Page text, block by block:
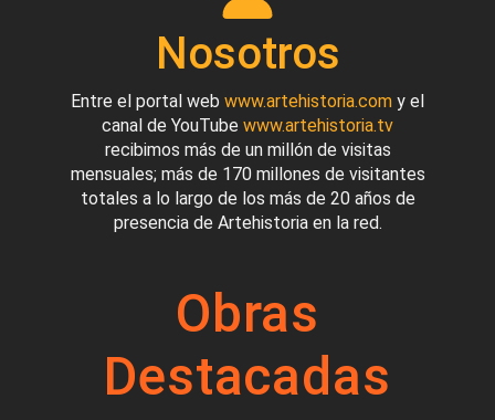
Nosotros
Entre el portal web www.artehistoria.com y el
canal de YouTube www.artehistoria.tv
recibimos más de un millón de visitas
mensuales; más de 170 millones de visitantes
totales a lo largo de los más de 20 años de
presencia de Artehistoria en la red.
Obras
Destacadas